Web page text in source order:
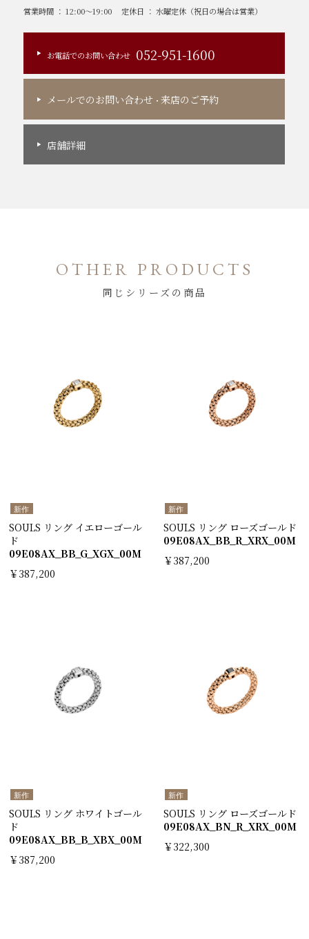
営業時間 ： 12:00～19:00 定休日 ： 水曜定休（祝日の場合は営業）
お電話でのお問い合わせ 052-951-1600
メールでのお問い合わせ ・来店のご予約
店舗詳細
OTHER PRODUCTS
同じシリーズの商品
新作
SOULS リング イエローゴール
ド
09E08AX_BB_G_XGX_00M
￥387,200
新作
SOULS リング ローズゴールド
09E08AX_BB_R_XRX_00M
￥387,200
新作
SOULS リング ホワイトゴール
ド
09E08AX_BB_B_XBX_00M
￥387,200
新作
SOULS リング ローズゴールド
09E08AX_BN_R_XRX_00M
￥322,300